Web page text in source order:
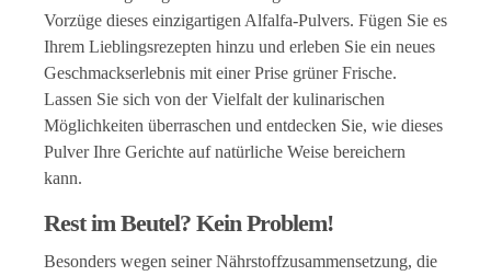
Vorzüge dieses einzigartigen Alfalfa-Pulvers. Fügen Sie es
Ihrem Lieblingsrezepten hinzu und erleben Sie ein neues
Geschmackserlebnis mit einer Prise grüner Frische.
Lassen Sie sich von der Vielfalt der kulinarischen
Möglichkeiten überraschen und entdecken Sie, wie dieses
Pulver Ihre Gerichte auf natürliche Weise bereichern
kann.
Rest im Beutel? Kein Problem!
Besonders wegen seiner Nährstoffzusammensetzung, die